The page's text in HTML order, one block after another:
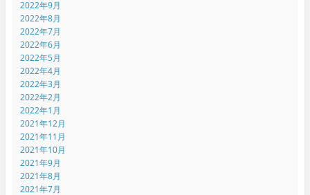
2022年9月
2022年8月
2022年7月
2022年6月
2022年5月
2022年4月
2022年3月
2022年2月
2022年1月
2021年12月
2021年11月
2021年10月
2021年9月
2021年8月
2021年7月